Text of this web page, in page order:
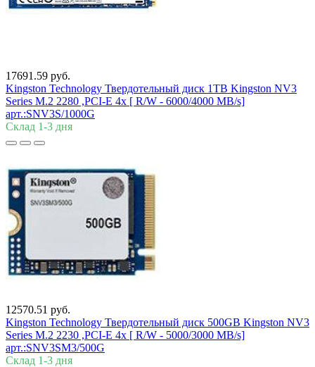
17691.59 руб.
Kingston Technology Твердотельный диск 1TB Kingston NV3
Series M.2 2280 ,PCI-E 4x [ R/W - 6000/4000 MB/s]
арт.:SNV3S/1000G
Склад 1-3 дня
12570.51 руб.
Kingston Technology Твердотельный диск 500GB Kingston NV3
Series M.2 2230 ,PCI-E 4x [ R/W - 5000/3000 MB/s]
арт.:SNV3SM3/500G
Склад 1-3 дня